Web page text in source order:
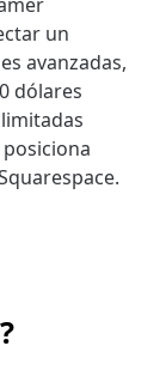
un
avanzadas,
dólares